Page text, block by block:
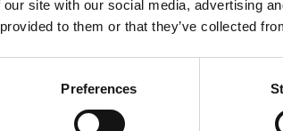
site with our social media, advertising
to them or that they’ve collected
Preferences